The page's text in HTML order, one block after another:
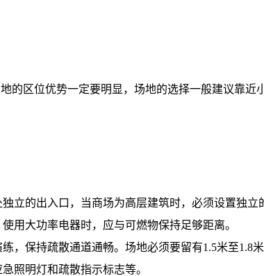
的区位优势一定要明显，场地的选择一般建议靠
立的出入口，当商场为高层建筑时，必须设置独立
用大功率电器时，应与可燃物保持足够距离。
，保持疏散通道通畅。场地必须要留有1.5米至1.8米
照明灯和疏散指示标志等。